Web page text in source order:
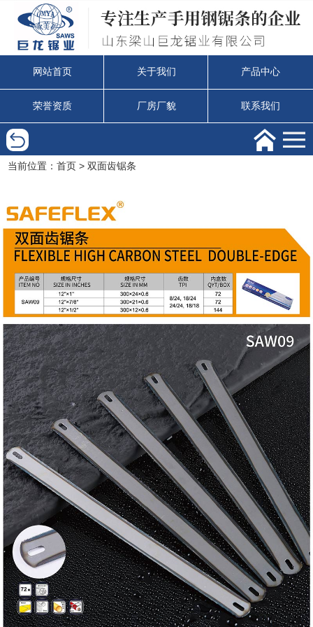
网站首页 关于我们 产品中心
荣誉资质 厂房厂貌 联系我们
当前位置： 首页> 双面齿锯条